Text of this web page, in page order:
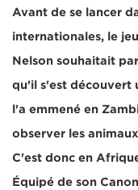
Avant de se lancer
internationales, le
Nelson souhaitait
qu'il s'est découvert
l'a emmené en
observer les
C'est donc en
Équipé de son